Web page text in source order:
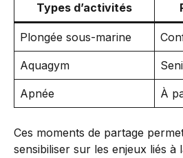
Types d’activités
Plongée sous-marine
Aquagym
Apnée À
Ces moments de partage
sensibiliser sur les enjeux liés à